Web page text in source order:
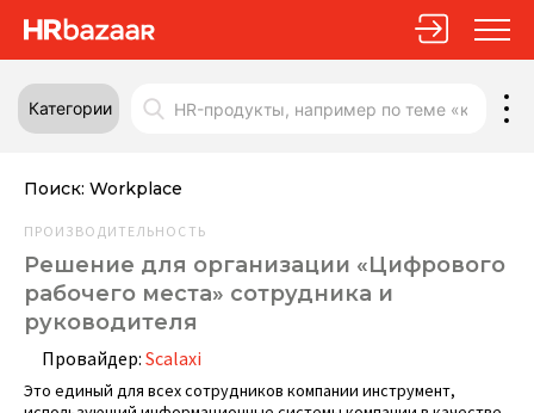
Категории
Поиск: Workplace
ПРОИЗВОДИТЕЛЬНОСТЬ
Решение для организации «Цифрового
рабочего места» сотрудника и
руководителя
Провайдер: Scalaxi
Это единый для всех сотрудников компании инструмент,